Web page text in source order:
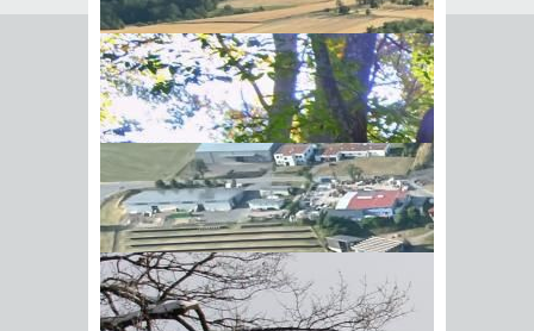
Empfehlung senden an*
Mit diesem Kommentar
Ihr Name